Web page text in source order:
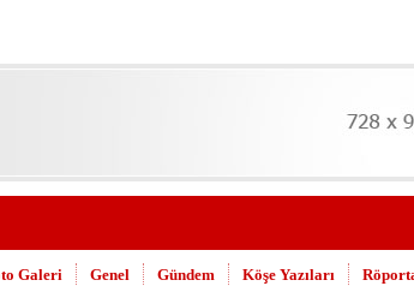
Galeri Genel Gündem Köşe Yazıları